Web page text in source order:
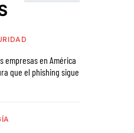
empresas en América
que el phishing sigue